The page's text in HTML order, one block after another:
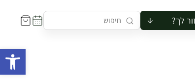
לך?